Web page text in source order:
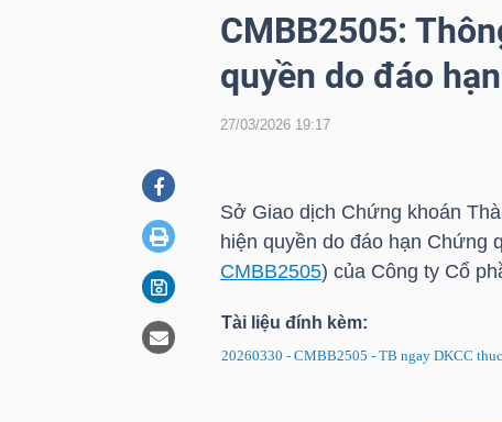
CMBB2505:
quyền do đáo hạn
27/03/2026 19:17
Sở Giao dịch Chứng khoán
hiện quyền do đáo hạn Chứng
CMBB2505) của Công ty Cổ
Tài liệu đính kèm:
20260330 - CMBB2505 - TB ngay DKCC